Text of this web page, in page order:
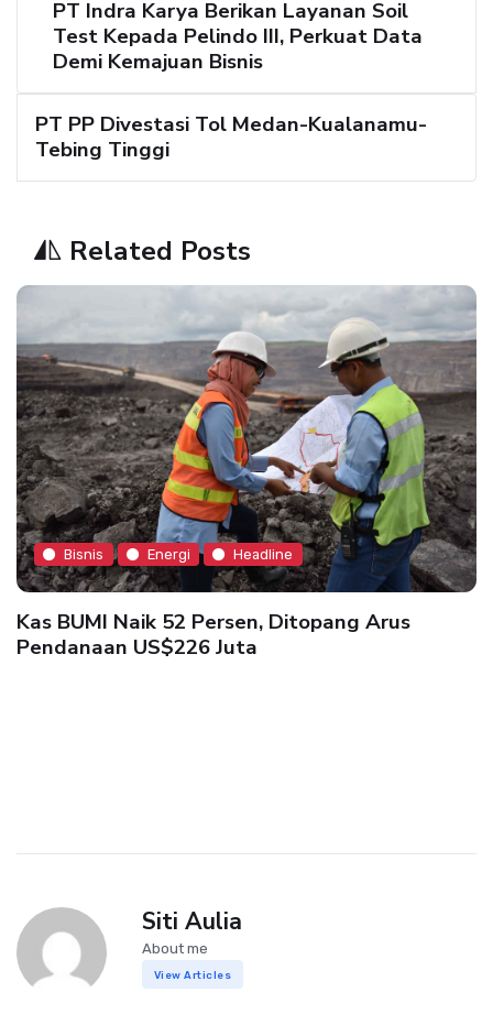
PT Indra Karya Berikan Layanan Soil
Test Kepada Pelindo III, Perkuat Data
Demi Kemajuan Bisnis
PT PP Divestasi Tol Medan-Kualanamu-
Tebing Tinggi
Related Posts
Bisnis Energi Headline
Kas BUMI Naik 52 Persen, Ditopang Arus
Pendanaan US$226 Juta
Siti Aulia
About me
View Articles